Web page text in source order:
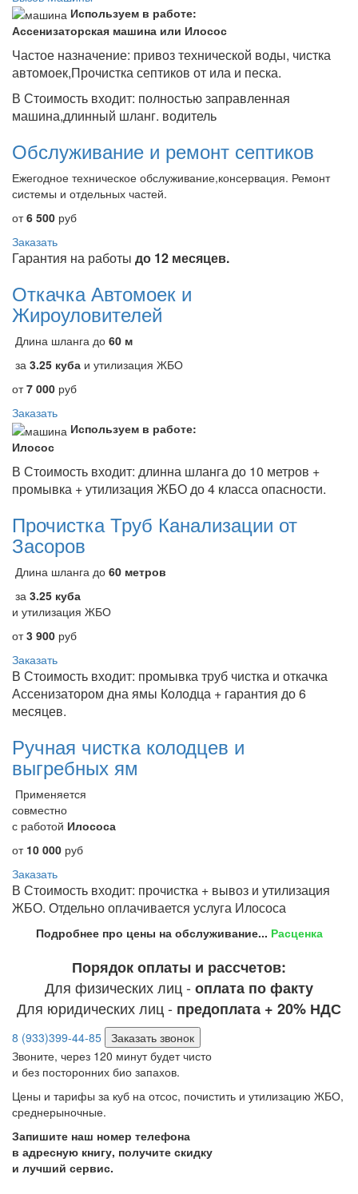
Используем в работе:
Ассенизаторская машина или Илосос
Частое назначение: привоз технической воды, чистка
автомоек,Прочистка септиков от ила и песка.
В Стоимость входит: полностью заправленная
машина,длинный шланг. водитель
Обслуживание и ремонт септиков
Ежегодное техническое обслуживание,консервация. Ремонт
системы и отдельных частей.
от6 500 руб
Заказать
Гарантия на работы до 12 месяцев.
Откачка Автомоек и
Жироуловителей
Длина шланга до 60 м
за 3.25 куба и утилизация ЖБО
от7 000 руб
Заказать
Используем в работе:
Илосос
В Стоимость входит: длинна шланга до 10 метров +
промывка + утилизация ЖБО до 4 класса опасности.
Прочистка Труб Канализации от
Засоров
Длина шланга до 60 метров
за 3.25 куба
и утилизация ЖБО
от3 900 руб
Заказать
В Стоимость входит: промывка труб чистка и откачка
Ассенизатором дна ямы Колодца + гарантия до 6
месяцев.
Ручная чистка колодцев и
выгребных ям
Применяется
совместно
с работой Илососа
от 10 000 руб
Заказать
В Стоимость входит: прочистка + вывоз и утилизация
ЖБО. Отдельно оплачивается услуга Илососа
Подробнее про цены на обслуживание... Расценка
Порядок оплаты и рассчетов:
Для физических лиц - оплата по факту
Для юридических лиц - предоплата + 20% НДС
8 (933)399-44-85 Заказать звонок
Звоните, через 120 минут будет чисто
и без посторонних био запахов.
Цены и тарифы за куб на отсос, почистить и утилизацию ЖБО,
среднерыночные.
Запишите наш номер телефона
в адресную книгу, получите скидку
и лучший сервис.